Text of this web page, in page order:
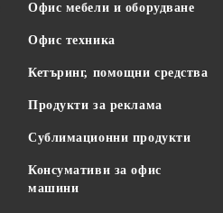
Офис мебели и оборудване
Офис техника
Кетъринг, помощни средства
Продукти за реклама
Сублимационни продукти
Консумативи за офис
машини